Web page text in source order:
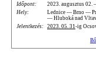
Időpont:
2023. augusztus 02.
Hely:
Lednice — Brno —
— Hluboká nad
Jelentkezés: 2023. 05. 31-ig